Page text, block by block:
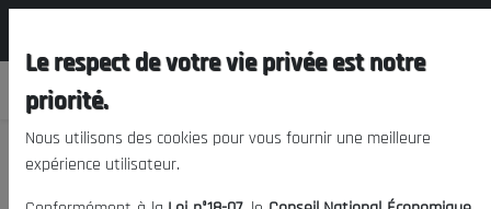
Nous vous prions de nous
Le respect de votre vie privée est notre
priorité.
Nous utilisons des cookies pour vous fournir une meilleure
expérience utilisateur.